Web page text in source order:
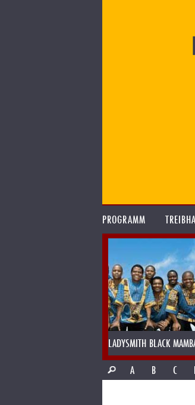
PROGRAMM
LADYSMITH BLACK
A
B C